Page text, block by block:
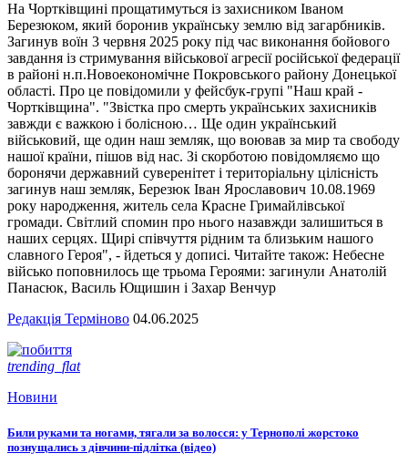
На Чортківщині прощатимуться із захисником Іваном
Березюком, який боронив українську землю від загарбників.
Загинув воїн 3 червня 2025 року під час виконання бойового
завдання із стримування військової агресії російської федерації
в районі н.п.Новоекономічне Покровського району Донецької
області. Про це повідомили у фейсбук-групі "Наш край -
Чортківщина". "Звістка про смерть українських захисників
завжди є важкою і болісною… Ще один український
військовий, ще один наш земляк, що воював за мир та свободу
нашої країни, пішов від нас. Зі скорботою повідомляємо що
боронячи державний суверенітет і територіальну цілісність
загинув наш земляк, Березюк Іван Ярославович 10.08.1969
року народження, житель села Красне Гримайлівської
громади. Світлий спомин про нього назавжди залишиться в
наших серцях. Щирі співчуття рідним та близьким нашого
славного Героя", - йдеться у дописі. Читайте також: Небесне
військо поповнилось ще трьома Героями: загинули Анатолій
Панасюк, Василь Ющишин і Захар Венчур
Редакція Терміново 04.06.2025
trending_flat
Новини
Били руками та ногами, тягали за волосся: у Тернополі жорстоко
познущались з дівчини-підлітка (відео)